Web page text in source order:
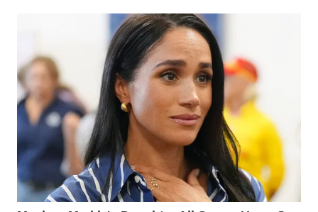
WN
MADURA
WN
SURABAYA
WN
NATUNA